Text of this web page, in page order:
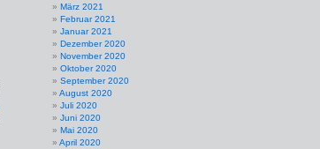
März 2021
Februar 2021
Januar 2021
Dezember 2020
November 2020
Oktober 2020
September 2020
August 2020
Juli 2020
Juni 2020
Mai 2020
April 2020